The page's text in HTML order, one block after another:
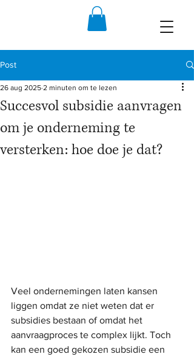
Post
Succesvol subsidie aanvragen
om je onderneming te
versterken: hoe doe je dat?
26 aug 2025 2 minuten om te lezen
Veel ondernemingen laten kansen
liggen omdat ze niet weten dat er
subsidies bestaan of omdat het
aanvraagproces te complex lijkt. Toch
kan een goed gekozen subsidie een